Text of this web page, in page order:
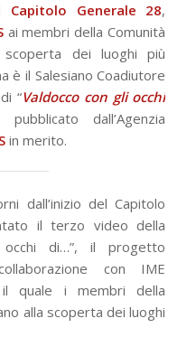
Capitolo Generale 28,
ai membri della Comunità
scoperta dei luoghi più
è il Salesiano Coadiutore
“Valdocco con gli occhi
dall’Agenzia
in merito.
dall’inizio del Capitolo
il terzo video della
di…”, il progetto
con IME
il quale i membri della
alla scoperta dei luoghi